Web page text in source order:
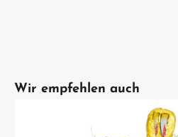
Artikelgalerie überspringen
Wir empfehlen auch